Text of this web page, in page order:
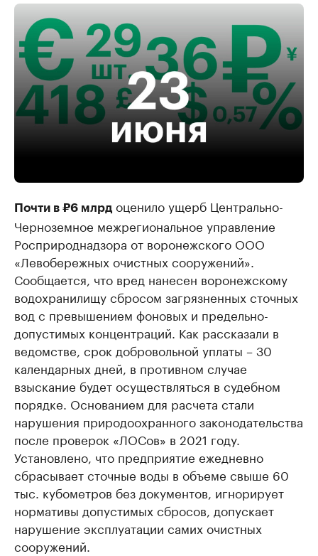
Почти в ₽6 млрд оценило ущерб Центрально-
Черноземное межрегиональное управление
Росприроднадзора от воронежского ООО
«Левобережных очистных сооружений».
Сообщается, что вред нанесен воронежскому
водохранилищу сбросом загрязненных сточных
вод с превышением фоновых и предельно-
допустимых концентраций. Как рассказали в
ведомстве, срок добровольной уплаты – 30
календарных дней, в противном случае
взыскание будет осуществляться в судебном
порядке. Основанием для расчета стали
нарушения природоохранного законодательства
после проверок «ЛОСов» в 2021 году.
Установлено, что предприятие ежедневно
сбрасывает сточные воды в объеме свыше 60
тыс. кубометров без документов, игнорирует
нормативы допустимых сбросов, допускает
нарушение эксплуатации самих очистных
сооружений.